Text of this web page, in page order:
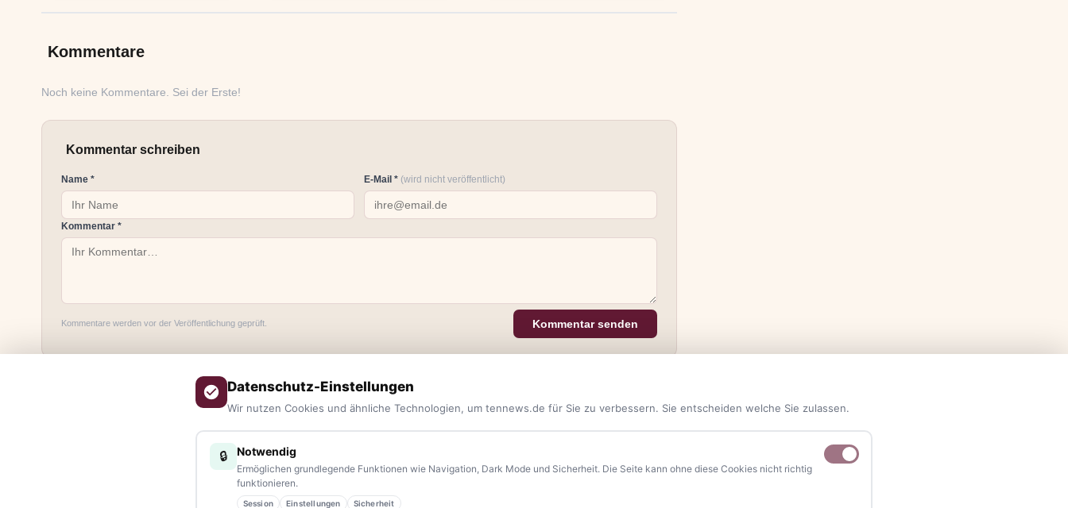
Kommentare
Noch keine Kommentare. Sei der Erste!
Kommentar schreiben
Name * E-Mail * (wird nicht veröffentlicht)
Kommentar *
Kommentare werden vor der Veröffentlichung geprüft. Kommentar senden
NAVIGATION
Datenschutz-Einstellungen
Wir nutzen Cookies und ähnliche Technologien, um tennews.de für Sie zu verbessern. Sie entscheiden welche Sie zulassen.
🔒 Notwendig
Ermöglichen grundlegende Funktionen wie Navigation, Dark Mode und Sicherheit. Die Seite kann ohne diese Cookies nicht richtig
funktionieren.
Session Einstellungen Sicherheit